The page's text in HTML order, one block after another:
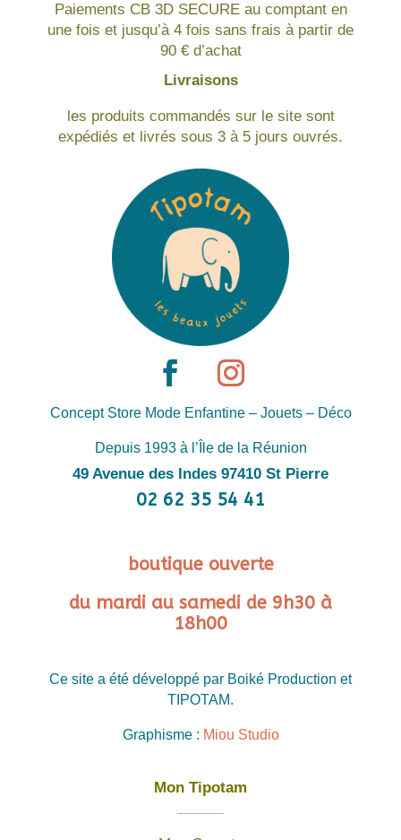
Paiements CB 3D SECURE au comptant en
une fois et jusqu’à 4 fois sans frais à partir de
90 € d’achat
Livraisons
les produits commandés sur le site sont
expédiés et livrés sous 3 à 5 jours ouvrés.
Concept Store Mode Enfantine – Jouets – Déco
Depuis 1993 à l’Île de la Réunion
49 Avenue des Indes 97410 St Pierre
02 62 35 54 41
boutique ouverte
du mardi au samedi de 9h30 à
18h00
Ce site a été développé par Boiké Production et
TIPOTAM.
Graphisme : Miou Studio
Mon Tipotam